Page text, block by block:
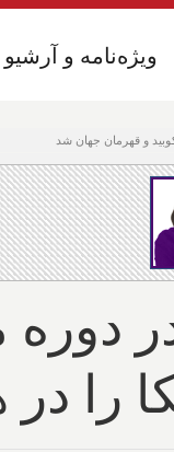
و قهرمان جهان شد
ویژه‌نامه و آرشیو
ویژه‌نامه و آرشیو
دوره
را